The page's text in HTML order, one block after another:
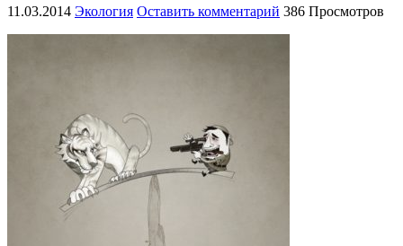
11.03.2014 Экология Оставить комментарий 386 Просмотров